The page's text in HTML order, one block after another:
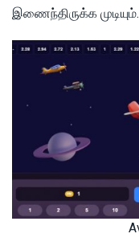
இணைந்திருக்க முடியும்.